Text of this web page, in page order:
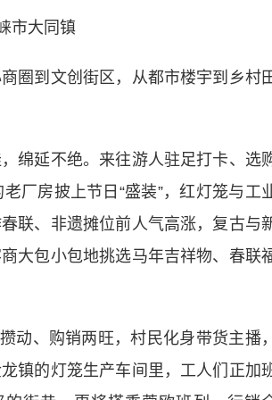
市大同镇
到文创街区，从都市楼宇到乡村
延不绝。来往游人驻足打卡、选
厂房披上节日“盛装”，红灯笼与工
联、非遗摊位前人气高涨，复古与
大包小包地挑选马年吉祥物、春联
、购销两旺，村民化身带货主播，
镇的灯笼生产车间里，工人们正加